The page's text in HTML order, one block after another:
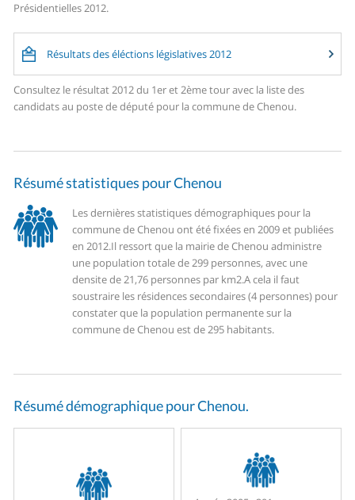
Présidentielles 2012.
Résultats des éléctions législatives 2012
Consultez le résultat 2012 du 1er et 2ème tour avec la liste des
candidats au poste de député pour la commune de Chenou.
Résumé statistiques pour Chenou
Les dernières statistiques démographiques pour la
commune de Chenou ont été fixées en 2009 et publiées
en 2012.Il ressort que la mairie de Chenou administre
une population totale de 299 personnes, avec une
densite de 21,76 personnes par km2.A cela il faut
soustraire les résidences secondaires (4 personnes) pour
constater que la population permanente sur la
commune de Chenou est de 295 habitants.
Résumé démographique pour Chenou.